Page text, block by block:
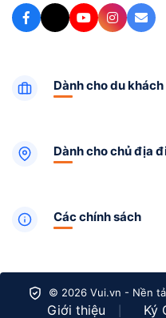
Dành cho du khách
Dành cho chủ địa
Các chính sách
© 2026 Vui.vn - Nền
Giới thiệu Ký